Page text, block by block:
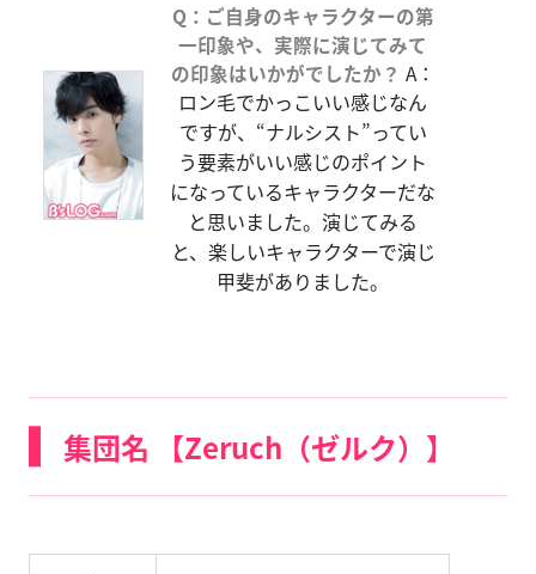
Q：ご自身のキャラクターの第
一印象や、実際に演じてみて
の印象はいかがでしたか？ A：
ロン毛でかっこいい感じなん
ですが、“ナルシスト”ってい
う要素がいい感じのポイント
になっているキャラクターだな
と思いました。演じてみる
と、楽しいキャラクターで演じ
甲斐がありました。
集団名 【Zeruch（ゼルク）】